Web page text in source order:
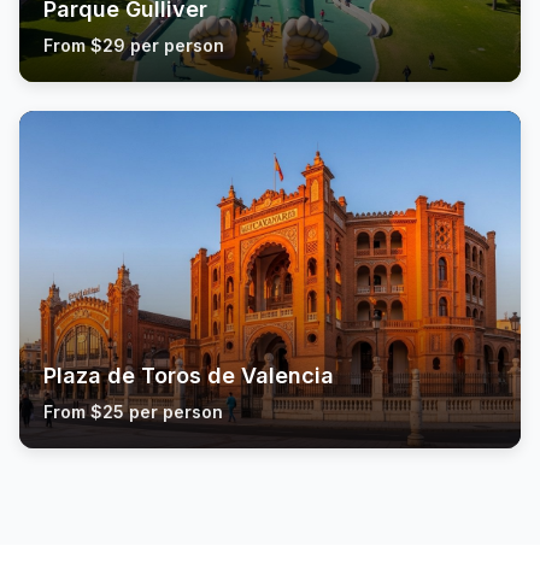
Parque Gulliver
From $29 per person
Plaza de Toros de Valencia
From $25 per person